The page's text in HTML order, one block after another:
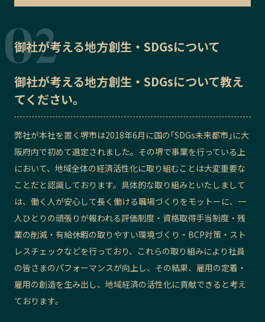
御社が考える地方創生・SDGsについて
御社が考える地方創生・SDGsについて教え
てください。
弊社が本社を置く堺市は2018年6月に国の｢SDGs未来都市｣に大
阪府内で初めて選定されました。その堺で事業を行っている上
において、地域全体の経済活性化に取り組むことは大変重要な
ことだと認識しております。具体的な取り組みといたしまして
は、働く人が安心して長く働ける職場づくりをモットーに、一
人ひとりの頑張りが報われる評価制度・資格取得手当制度・残
業の削減・有給休暇の取りやすい環境づくり・BCP対策・スト
レスチェックなどを行っており、これらの取り組みにより社員
の皆さまのパフォーマンスが向上し、その結果、雇用の定着・
雇用の創造を生み出し、地域経済の活性化に貢献できると考え
ております。